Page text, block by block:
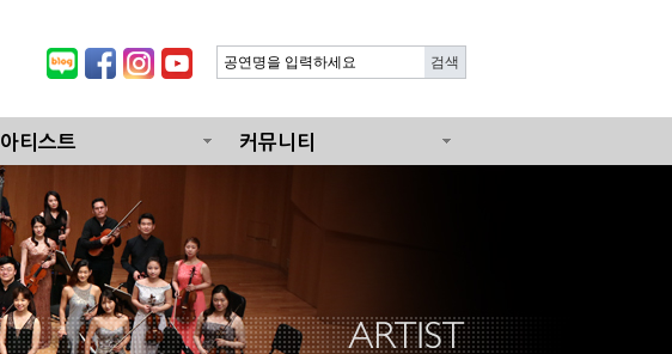
아티스트 커뮤니티